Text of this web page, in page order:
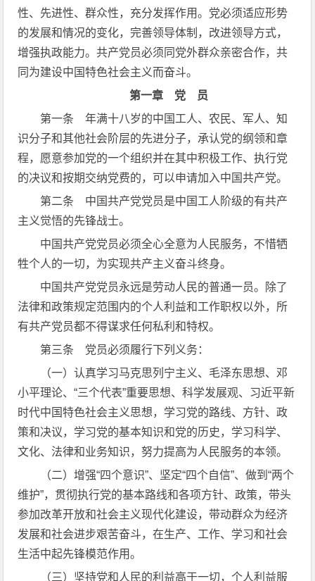
性、先进性、群众性，充分发挥作用。党必须适应形势
的发展和情况的变化，完善领导体制，改进领导方式，
增强执政能力。共产党员必须同党外群众亲密合作，共
同为建设中国特色社会主义而奋斗。
第一章 党 员
第一条 年满十八岁的中国工人、农民、军人、知
识分子和其他社会阶层的先进分子，承认党的纲领和章
程，愿意参加党的一个组织并在其中积极工作、执行党
的决议和按期交纳党费的，可以申请加入中国共产党。
第二条 中国共产党党员是中国工人阶级的有共产
主义觉悟的先锋战士。
中国共产党党员必须全心全意为人民服务，不惜牺
牲个人的一切，为实现共产主义奋斗终身。
中国共产党党员永远是劳动人民的普通一员。除了
法律和政策规定范围内的个人利益和工作职权以外，所
有共产党员都不得谋求任何私利和特权。
第三条 党员必须履行下列义务：
（一）认真学习马克思列宁主义、毛泽东思想、邓
小平理论、“三个代表”重要思想、科学发展观、习近平新
时代中国特色社会主义思想，学习党的路线、方针、政
策和决议，学习党的基本知识和党的历史，学习科学、
文化、法律和业务知识，努力提高为人民服务的本领。
（二）增强“四个意识”、坚定“四个自信”、做到“两个
维护”，贯彻执行党的基本路线和各项方针、政策，带头
参加改革开放和社会主义现代化建设，带动群众为经济
发展和社会进步艰苦奋斗，在生产、工作、学习和社会
生活中起先锋模范作用。
（三）坚持党和人民的利益高于一切，个人利益服